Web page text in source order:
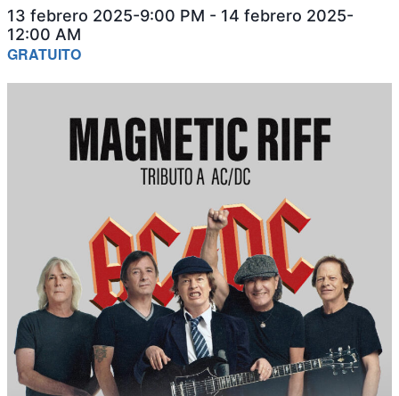
13 febrero 2025-9:00 PM - 14 febrero 2025-
12:00 AM
GRATUITO